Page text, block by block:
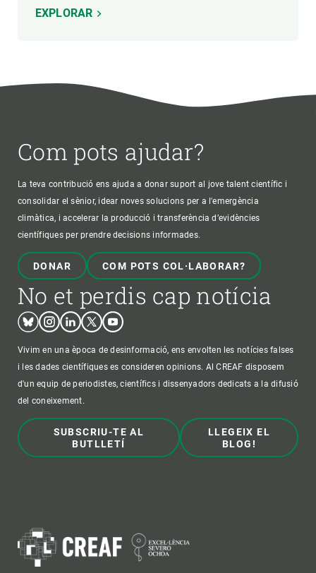
EXPLORAR
Com pots ajudar?
La teva contribució ens ajuda a donar suport al jove talent científic i
consolidar el sènior, idear noves solucions per a l'emergència
climàtica, i accelerar la producció i transferència d’evidències
científiques per prendre decisions informades.
DONAR COM POTS COL·LABORAR?
No et perdis cap notícia
BlueskyInstagram
LinkedinTwitterYoutube
Vivim en una època de desinformació, ens envolten les notícies falses
i les dades científiques es consideren opinions. Al CREAF disposem
d'un equip de periodistes, científics i dissenyadors dedicats a la difusió
del coneixement.
SUBSCRIU-TE AL
BUTLLETÍ
LLEGEIX EL
BLOG!